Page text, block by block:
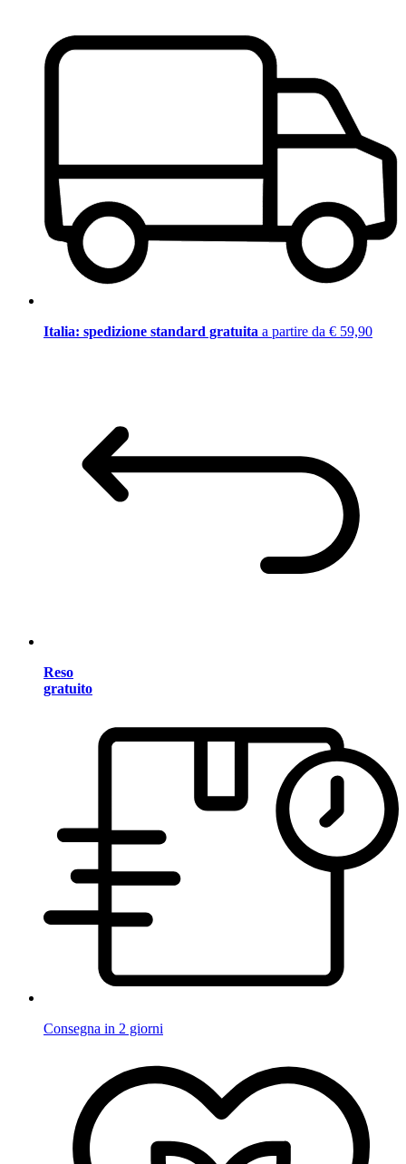
Italia: spedizione standard gratuita a partire da € 59,90
Reso
gratuito
Consegna in 2 giorni